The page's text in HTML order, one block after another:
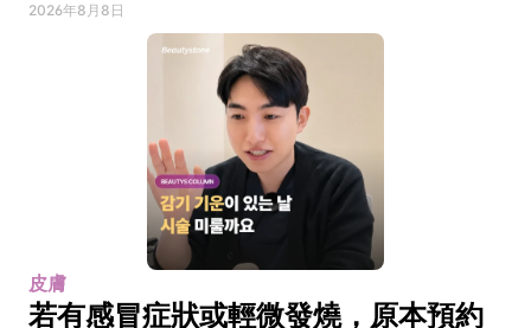
2026年8月8日
皮膚
若有感冒症狀或輕微發燒，原本預約